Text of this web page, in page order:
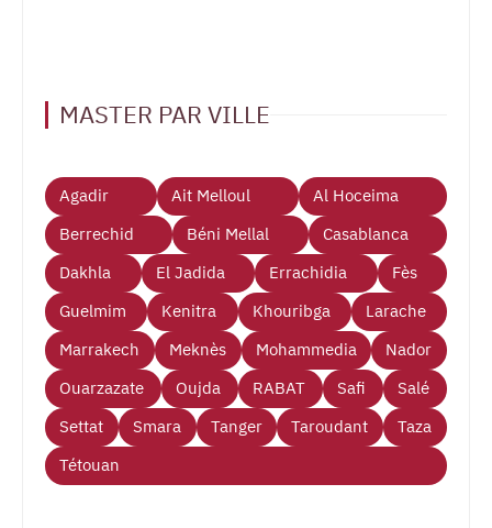
MASTER PAR VILLE
Agadir Ait Melloul
Al Hoceima
Berrechid
Béni Mellal
Casablanca
Dakhla
El Jadida Errachidia
Fès
Guelmim
Kenitra Khouribga
Larache
Marrakech
Meknès Mohammedia
Nador
Ouarzazate
Oujda RABAT Safi
Salé
Settat
Smara Tanger Taroudant
Taza
Tétouan